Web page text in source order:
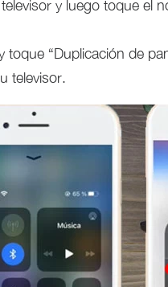
y luego toque el
“Duplicación de
televisor.